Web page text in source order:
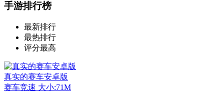
手游排行榜
最新排行
最热排行
评分最高
真实的赛车安卓版
赛车竞速 大小:71M